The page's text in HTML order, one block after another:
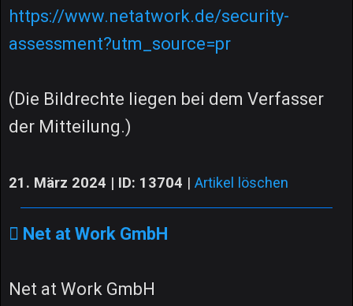
https://www.netatwork.de/security-
assessment?utm_source=pr
(Die Bildrechte liegen bei dem Verfasser
der Mitteilung.)
21. März 2024 | ID: 13704 | Artikel löschen
Net at Work GmbH
Net at Work GmbH